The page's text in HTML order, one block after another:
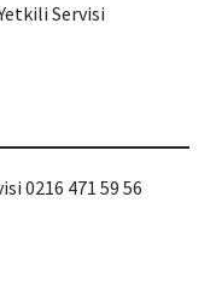
Servisi
0216 471 59 56